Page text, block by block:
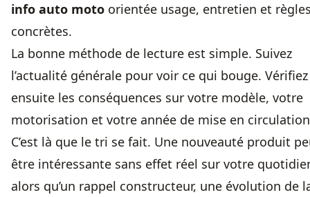
info auto moto orientée usage, entretien et
concrètes.
La bonne méthode de lecture est simple. Suivez
l’actualité générale pour voir ce qui bouge. Vérifiez
ensuite les conséquences sur votre modèle, votre
motorisation et votre année de mise en
C’est là que le tri se fait. Une nouveauté produit
être intéressante sans effet réel sur votre
alors qu’un rappel constructeur, une évolution de